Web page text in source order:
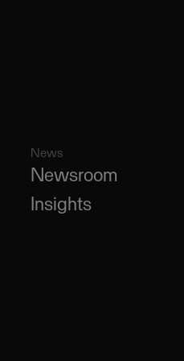
News
Newsroom
Insights